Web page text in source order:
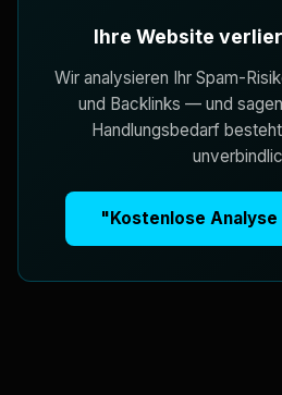
Ihre Website
Wir analysieren Ihr Spam-
und Backlinks — und
Handlungsbedarf
"Kostenlose